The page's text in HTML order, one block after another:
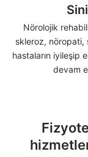
Nörolojik
skleroz, nöropati,
hastaların iyileşip
devam